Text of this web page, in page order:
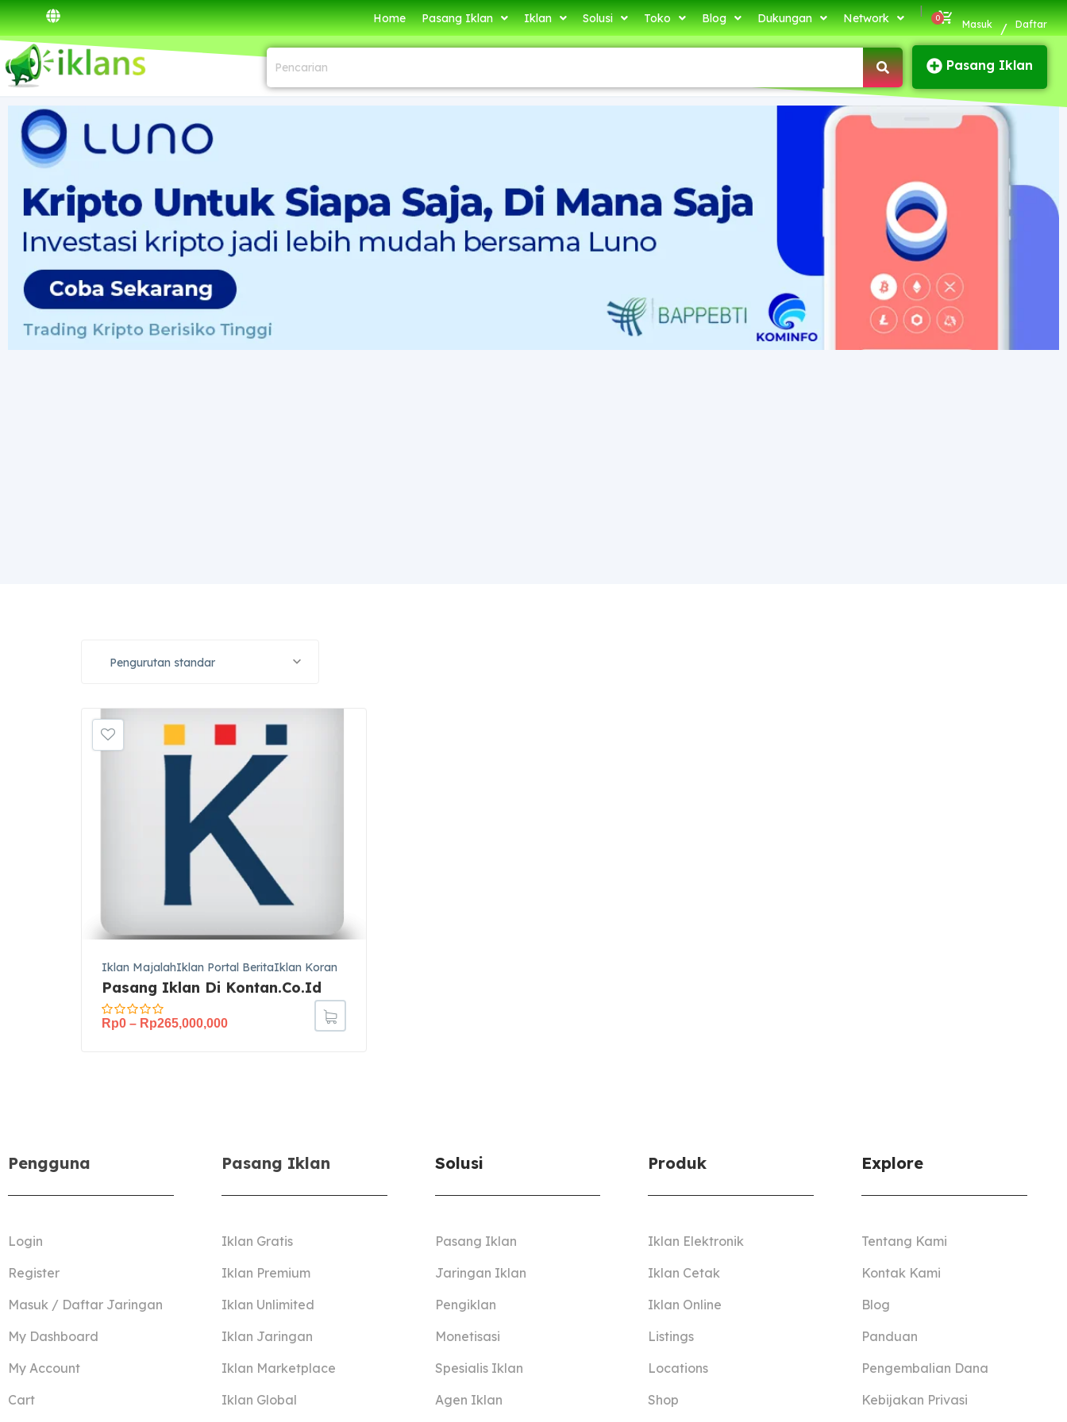
Home Pasang Iklan Iklan Solusi Toko Blog Dukungan Network
|
Masuk / Daftar
Pasang Iklan
Pengurutan standar
Iklan MajalahIklan Portal BeritaIklan Koran
Pasang Iklan Di Kontan.co.id
Rp0 – Rp265,000,000
Pengguna
Login
Register
Masuk / Daftar Jaringan
My Dashboard
My Account
Cart
Pasang Iklan
Iklan Gratis
Iklan Premium
Iklan Unlimited
Iklan Jaringan
Iklan Marketplace
Iklan Global
Solusi
Pasang Iklan
Jaringan Iklan
Pengiklan
Monetisasi
Spesialis Iklan
Agen Iklan
Produk
Iklan Elektronik
Iklan Cetak
Iklan Online
Listings
Locations
Shop
Explore
Tentang Kami
Kontak Kami
Blog
Panduan
Pengembalian Dana
Kebijakan Privasi